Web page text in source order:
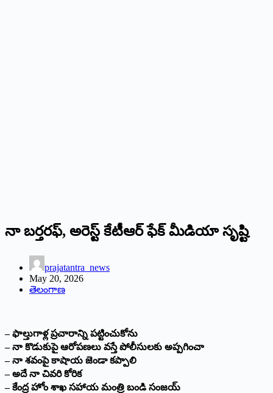
నా బర్తరఫ్, అరెస్ట్ కేటీఆర్ ఫేక్ మీడియా సృష్టి
prajatantra_news
May 20, 2026
తెలంగాణ
– ఫాల్తుగాళ్ల ప్రచారాన్ని పట్టించుకోను
– నా కొడుకుపై ఆరోపణలు వస్తే పోలీసులకు అప్పగించా
– నా శవంపై కాషాయ జెండా కప్పాలి
– అదే నా చివరి కోరిక
– కేంద్ర హోం శాఖ సహాయ మంత్రి బండి సంజయ్